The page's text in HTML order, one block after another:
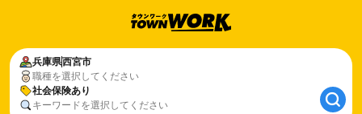
兵庫県西宮市
職種を選択してください
社会保険あり
キーワードを選択してください